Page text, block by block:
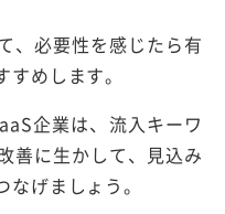
、必要性を感じたら有
めします。
企業は、流入キーワ
善に生かして、見込み
げましょう。